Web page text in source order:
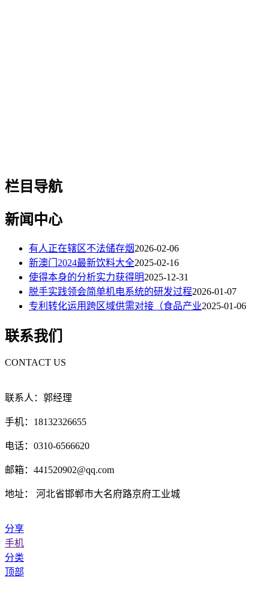
栏目导航
新闻中心
有人正在辖区不法储存烟2026-02-06
新澳门2024最新饮料大全2025-02-16
使得本身的分析实力获得明2025-12-31
脱手实践领会简单机电系统的研发过程2026-01-07
专利转化运用跨区域供需对接（食品产业2025-01-06
联系我们
CONTACT US
联系人：郭经理
手机：18132326655
电话：0310-6566620
邮箱：441520902@qq.com
地址： 河北省邯郸市大名府路京府工业城
分享
手机
分类
顶部